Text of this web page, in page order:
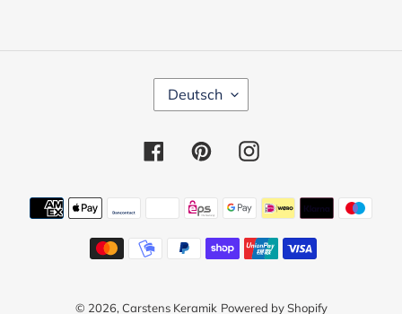
S
R
C
H
Deutsch
FacebookPinterestInstagram
Zahlungsmethoden
© 2026,Carstens Keramik Powered by Shopify